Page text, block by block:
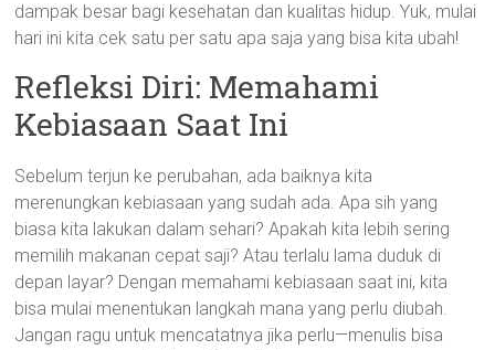
dampak besar bagi kesehatan dan kualitas hidup. Yuk, mulai
hari ini kita cek satu per satu apa saja yang bisa kita ubah!
Refleksi Diri: Memahami
Kebiasaan Saat Ini
Sebelum terjun ke perubahan, ada baiknya kita
merenungkan kebiasaan yang sudah ada. Apa sih yang
biasa kita lakukan dalam sehari? Apakah kita lebih sering
memilih makanan cepat saji? Atau terlalu lama duduk di
depan layar? Dengan memahami kebiasaan saat ini, kita
bisa mulai menentukan langkah mana yang perlu diubah.
Jangan ragu untuk mencatatnya jika perlu—menulis bisa